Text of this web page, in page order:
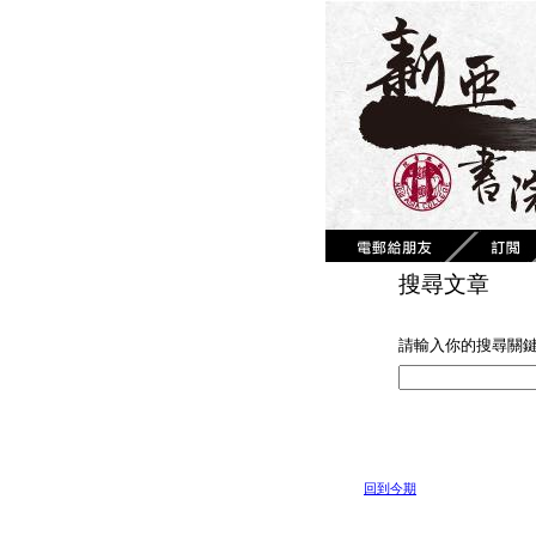
搜尋文章
請輸入你的搜尋關
回到今期